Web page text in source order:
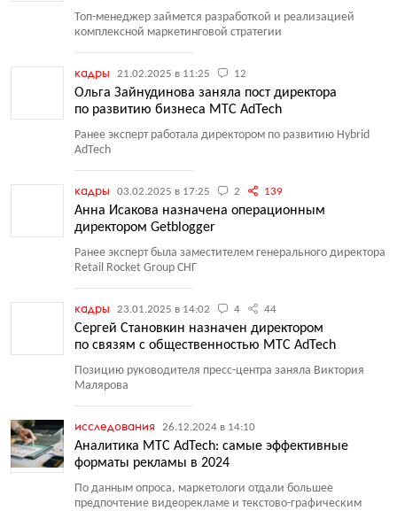
Топ-менеджер займется разработкой и реализацией
комплексной маркетинговой стратегии
кадры 21.02.2025 в 11:25 12
Ольга Зайнудинова заняла пост директора
по развитию бизнеса МТС AdTech
Ранее эксперт работала директором по развитию Hybrid
AdTech
кадры 03.02.2025 в 17:25 2 139
Анна Исакова назначена операционным
директором Getblogger
Ранее эксперт была заместителем генерального директора
Retail Rocket Group СНГ
кадры 23.01.2025 в 14:02 4 44
Сергей Становкин назначен директором
по связям с общественностью МТС AdTech
Позицию руководителя пресс-центра заняла Виктория
Малярова
исследования 26.12.2024 в 14:10
Аналитика МТС AdTech: самые эффективные
форматы рекламы в 2024
По данным опроса, маркетологи отдали большее
предпочтение видеорекламе и текстово-графическим